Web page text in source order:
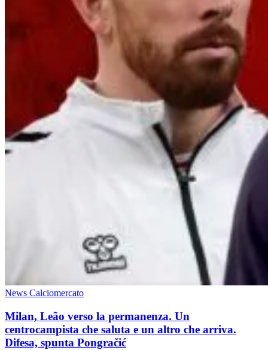
News Calciomercato
Milan, Leão verso la permanenza. Un
centrocampista che saluta e un altro che arriva.
Difesa, spunta Pongračić